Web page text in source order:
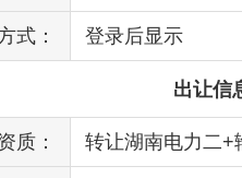
式： 登录后显示
出让信
质： 转让湖南电力二+